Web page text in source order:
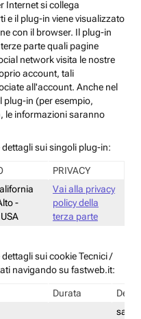
Internet si collega
e il plug-in viene visualizzato
con il browser. Il plug-in
parte quali pagine
network visita le nostre
account, tali
all'account. Anche nel
plug-in (per esempio,
le informazioni saranno
sui singoli plug-in:
PRIVACY
-
Vai alla privacy
policy della
terza parte
sui cookie Tecnici /
navigando su fastweb.it:
Durata
salva